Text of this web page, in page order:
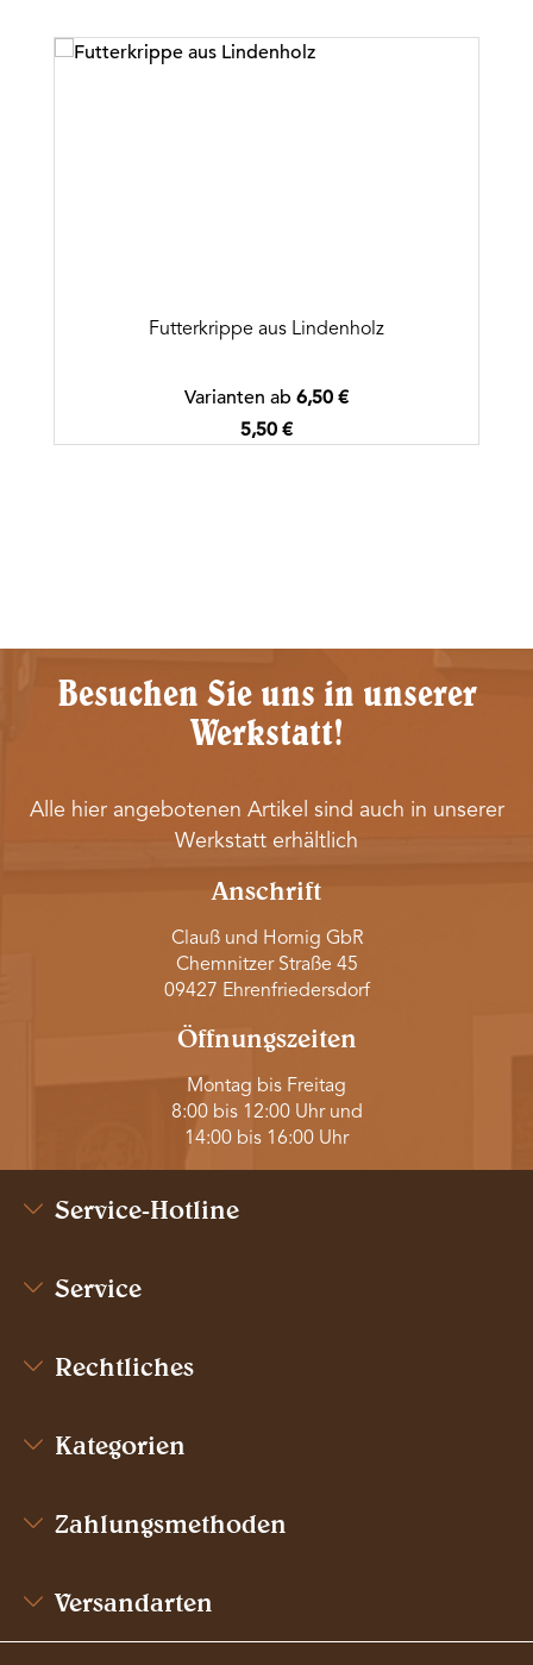
Futterkrippe aus Lindenholz
Varianten ab 6,50 €
Regulärer Preis:
5,50 €
Besuchen Sie uns in unserer
Werkstatt!
Alle hier angebotenen Artikel sind auch in unserer
Werkstatt erhältlich
Anschrift
Clauß und Hornig GbR
Chemnitzer Straße 45
09427 Ehrenfriedersdorf
Öffnungszeiten
Montag bis Freitag
8:00 bis 12:00 Uhr und
14:00 bis 16:00 Uhr
Service-Hotline
Service
Rechtliches
Kategorien
Zahlungsmethoden
Versandarten